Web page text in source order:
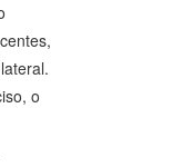
o